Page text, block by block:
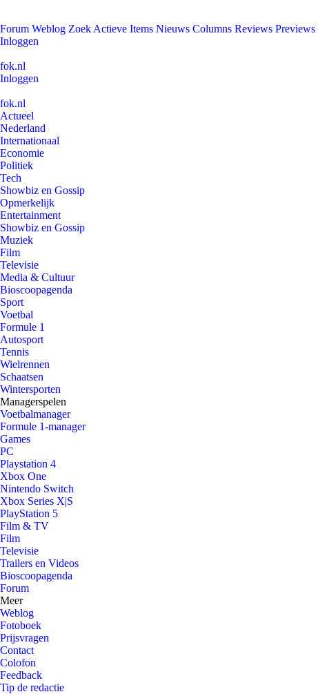
Forum Weblog Zoek Actieve Items Nieuws Columns Reviews Previews
Inloggen
fok.nl
Inloggen
fok.nl
Actueel
Nederland
Internationaal
Economie
Politiek
Tech
Showbiz en Gossip
Opmerkelijk
Entertainment
Showbiz en Gossip
Muziek
Film
Televisie
Media & Cultuur
Bioscoopagenda
Sport
Voetbal
Formule 1
Autosport
Tennis
Wielrennen
Schaatsen
Wintersporten
Managerspelen
Voetbalmanager
Formule 1-manager
Games
PC
Playstation 4
Xbox One
Nintendo Switch
Xbox Series X|S
PlayStation 5
Film & TV
Film
Televisie
Trailers en Videos
Bioscoopagenda
Forum
Meer
Weblog
Fotoboek
Prijsvragen
Contact
Colofon
Feedback
Tip de redactie